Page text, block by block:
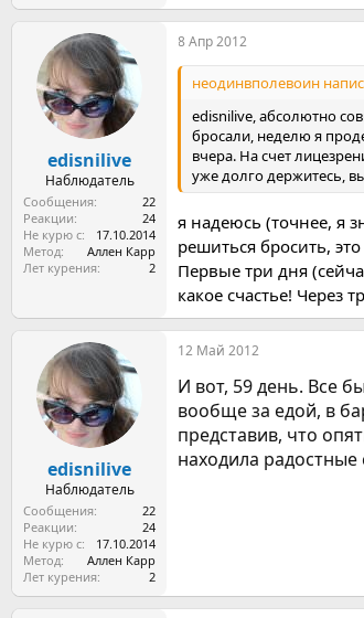
edisnilive
Наблюдатель
Сообщения
22
Реакции
24
Не курю с
17.10.2014
Метод
Аллен Карр
Лет курения
2
8 Апр 2012
неодинвполевоин
edisnilive, абсолютно
бросали, неделю я
вчера. На счет
уже долго держитесь,
я надеюсь (точнее, я
решиться бросить,
Первые три дня
какое счастье! Через
edisnilive
Наблюдатель
Сообщения
22
Реакции
24
Не курю с
17.10.2014
Метод
Аллен Карр
Лет курения
2
12 Май 2012
И вот, 59 день. Все
вообще за едой, в
представив, что
находила радостные